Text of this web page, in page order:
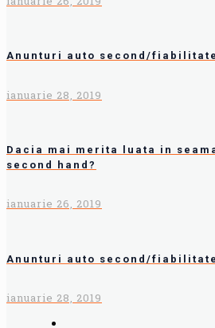
Anunturi auto second/
ianuarie 28, 2019
Dacia mai merita luata in
second hand?
ianuarie 26, 2019
Anunturi auto second/
ianuarie 28, 2019